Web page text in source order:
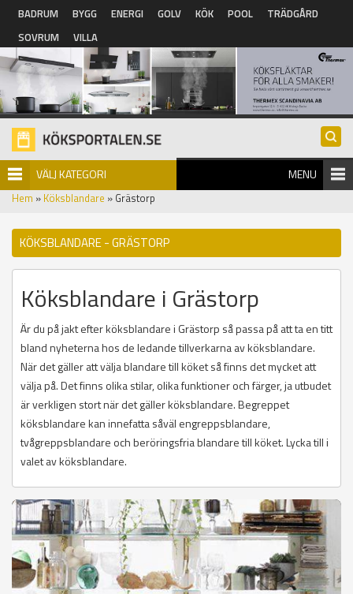
Hoppa till huvudinnehåll
BADRUM BYGG ENERGI GOLV KÖK POOL
TRÄDGÅRD
SOVRUM
VILLA
VÄLJ KATEGORI MENU
Hem » Köksblandare » Grästorp
KÖKSBLANDARE - GRÄSTORP
Köksblandare i Grästorp
Är du på jakt efter köksblandare i Grästorp så passa på att ta en titt
bland nyheterna hos de ledande tillverkarna av köksblandare.
När det gäller att välja blandare till köket så finns det mycket att
välja på. Det finns olika stilar, olika funktioner och färger, ja utbudet
är verkligen stort när det gäller köksblandare. Begreppet
köksblandare kan innefatta såväl engreppsblandare,
tvågreppsblandare och beröringsfria blandare till köket. Lycka till i
valet av köksblandare.